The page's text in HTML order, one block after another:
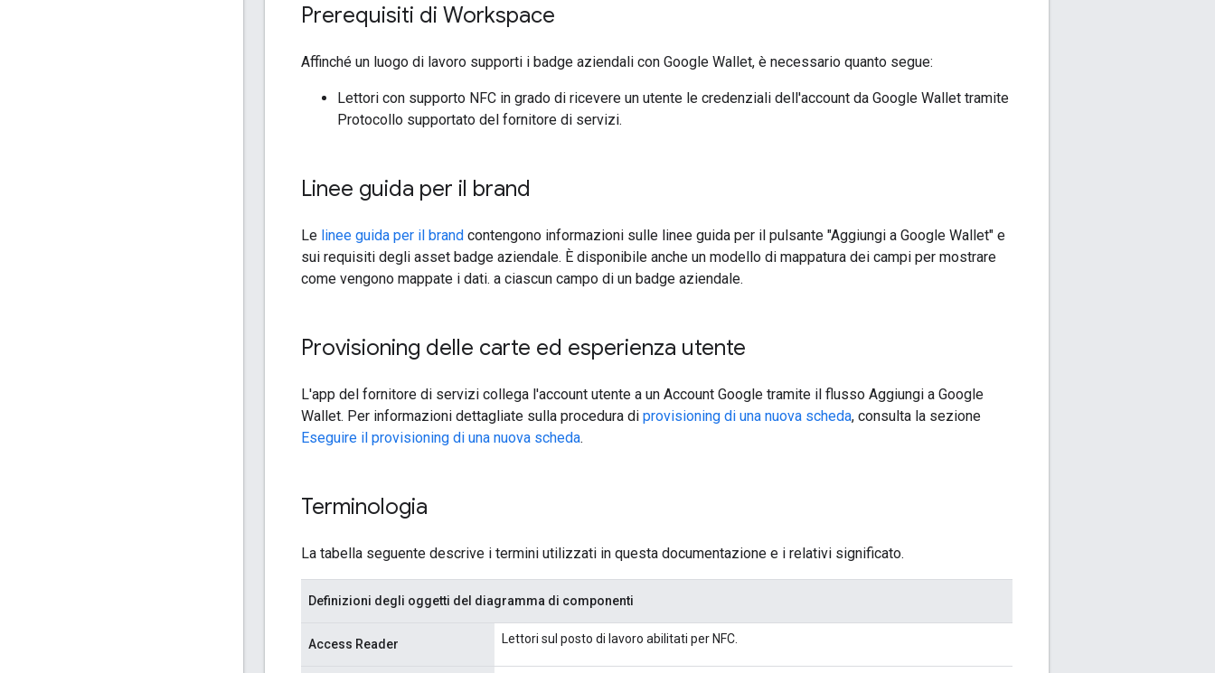
Prerequisiti di Workspace
Affinché un luogo di lavoro supporti i badge aziendali con Google Wallet, è necessario quanto segue:
Lettori con supporto NFC in grado di ricevere un utente le credenziali dell'account da Google Wallet tramite
Protocollo supportato del fornitore di servizi.
Linee guida per il brand
Le linee guida per il brand contengono informazioni sulle linee guida per il pulsante "Aggiungi a Google Wallet" e
sui requisiti degli asset badge aziendale. È disponibile anche un modello di mappatura dei campi per mostrare
come vengono mappate i dati. a ciascun campo di un badge aziendale.
Provisioning delle carte ed esperienza utente
L'app del fornitore di servizi collega l'account utente a un Account Google tramite il flusso Aggiungi a Google
Wallet. Per informazioni dettagliate sulla procedura di provisioning di una nuova scheda, consulta la sezione
Eseguire il provisioning di una nuova scheda.
Terminologia
La tabella seguente descrive i termini utilizzati in questa documentazione e i relativi significato.
Definizioni degli oggetti del diagramma di componenti
Access Reader Lettori sul posto di lavoro abilitati per NFC.